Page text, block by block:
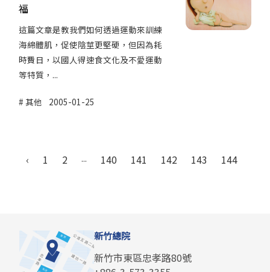
福
這篇文章是教我們如何透過運動來訓練
海綿體肌，促使陰莖更堅硬，但因為耗
時費日，以國人得速食文化及不愛運動
等特質，...
其他 2005-01-25
‹ 1 2 ... 140 141 142 143 144
新竹總院
新竹市東區忠孝路80號